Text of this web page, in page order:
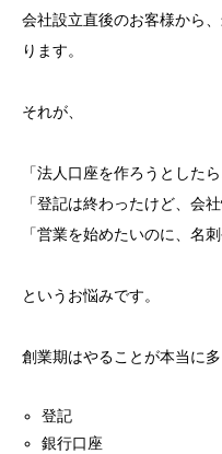
会社設立直後のお客様から
ります。
それが、
「法人口座を作ろうとした
「登記は終わったけど、会
「営業を始めたいのに、名
というお悩みです。
創業期はやることが本当に多
登記
銀行口座